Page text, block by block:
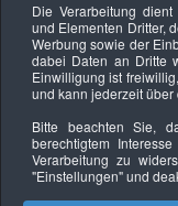
Keine Termine
Datenschutzerklärung
Copyright ©
Die Verarbeitung
und Elementen Dritter,
Werbung sowie der
dabei Daten an Dritte
Einwilligung ist
und kann jederzeit
Bitte beachten Sie,
berechtigtem
Verarbeitung zu
"Einstellungen"und